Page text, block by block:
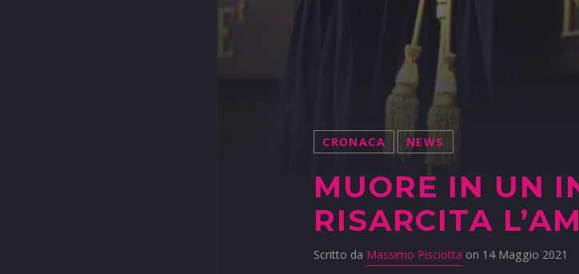
CRONACA NEWS
MUORE IN UN
RISARCITA
Scritto da Massimo Pisciotta on 14 Maggio 2021